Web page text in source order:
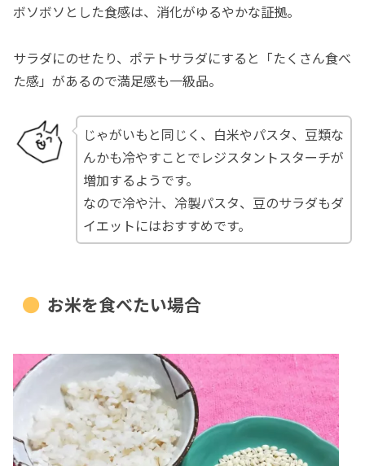
ボソボソとした食感は、消化がゆるやかな証拠。
サラダにのせたり、ポテトサラダにすると「たくさん食べ
た感」があるので満足感も一級品。
じゃがいもと同じく、白米やパスタ、豆類な
んかも冷やすことでレジスタントスターチが
増加するようです。
なので冷や汁、冷製パスタ、豆のサラダもダ
イエットにはおすすめです。
お米を食べたい場合